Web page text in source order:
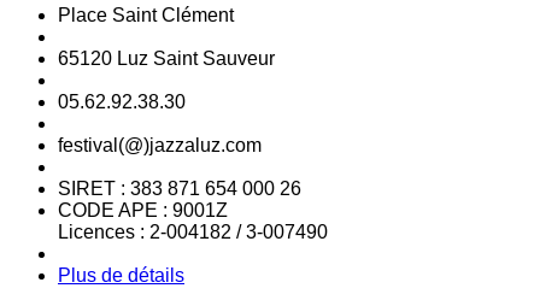
Place Saint Clément
65120 Luz Saint Sauveur
05.62.92.38.30
festival(@)jazzaluz.com
SIRET : 383 871 654 000 26
CODE APE : 9001Z
Licences : 2-004182 / 3-007490
Plus de détails